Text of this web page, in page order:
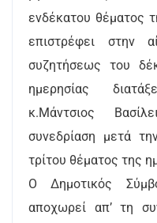
ενδέκατου θέματος
επιστρέφει στην
συζητήσεως του
ημερησίας
κ.Μάντσιος
συνεδρίαση μετά
τρίτου θέματος της
Ο Δημοτικός
αποχωρεί απ’ τη